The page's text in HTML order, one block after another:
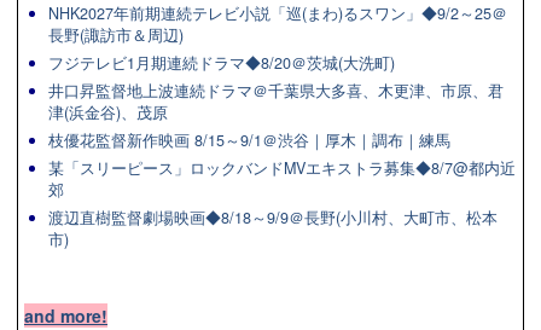
NHK2027年前期連続テレビ小説「巡(まわ)るスワン」◆9/2～25＠
長野(諏訪市＆周辺)
フジテレビ1月期連続ドラマ◆8/20＠茨城(大洗町)
井口昇監督地上波連続ドラマ＠千葉県大多喜、木更津、市原、君
津(浜金谷)、茂原
枝優花監督新作映画 8/15～9/1＠渋谷｜厚木｜調布｜練馬
某「スリーピース」ロックバンドMVエキストラ募集◆8/7@都内近
郊
渡辺直樹監督劇場映画◆8/18～9/9＠長野(小川村、大町市、松本
市)
and more!